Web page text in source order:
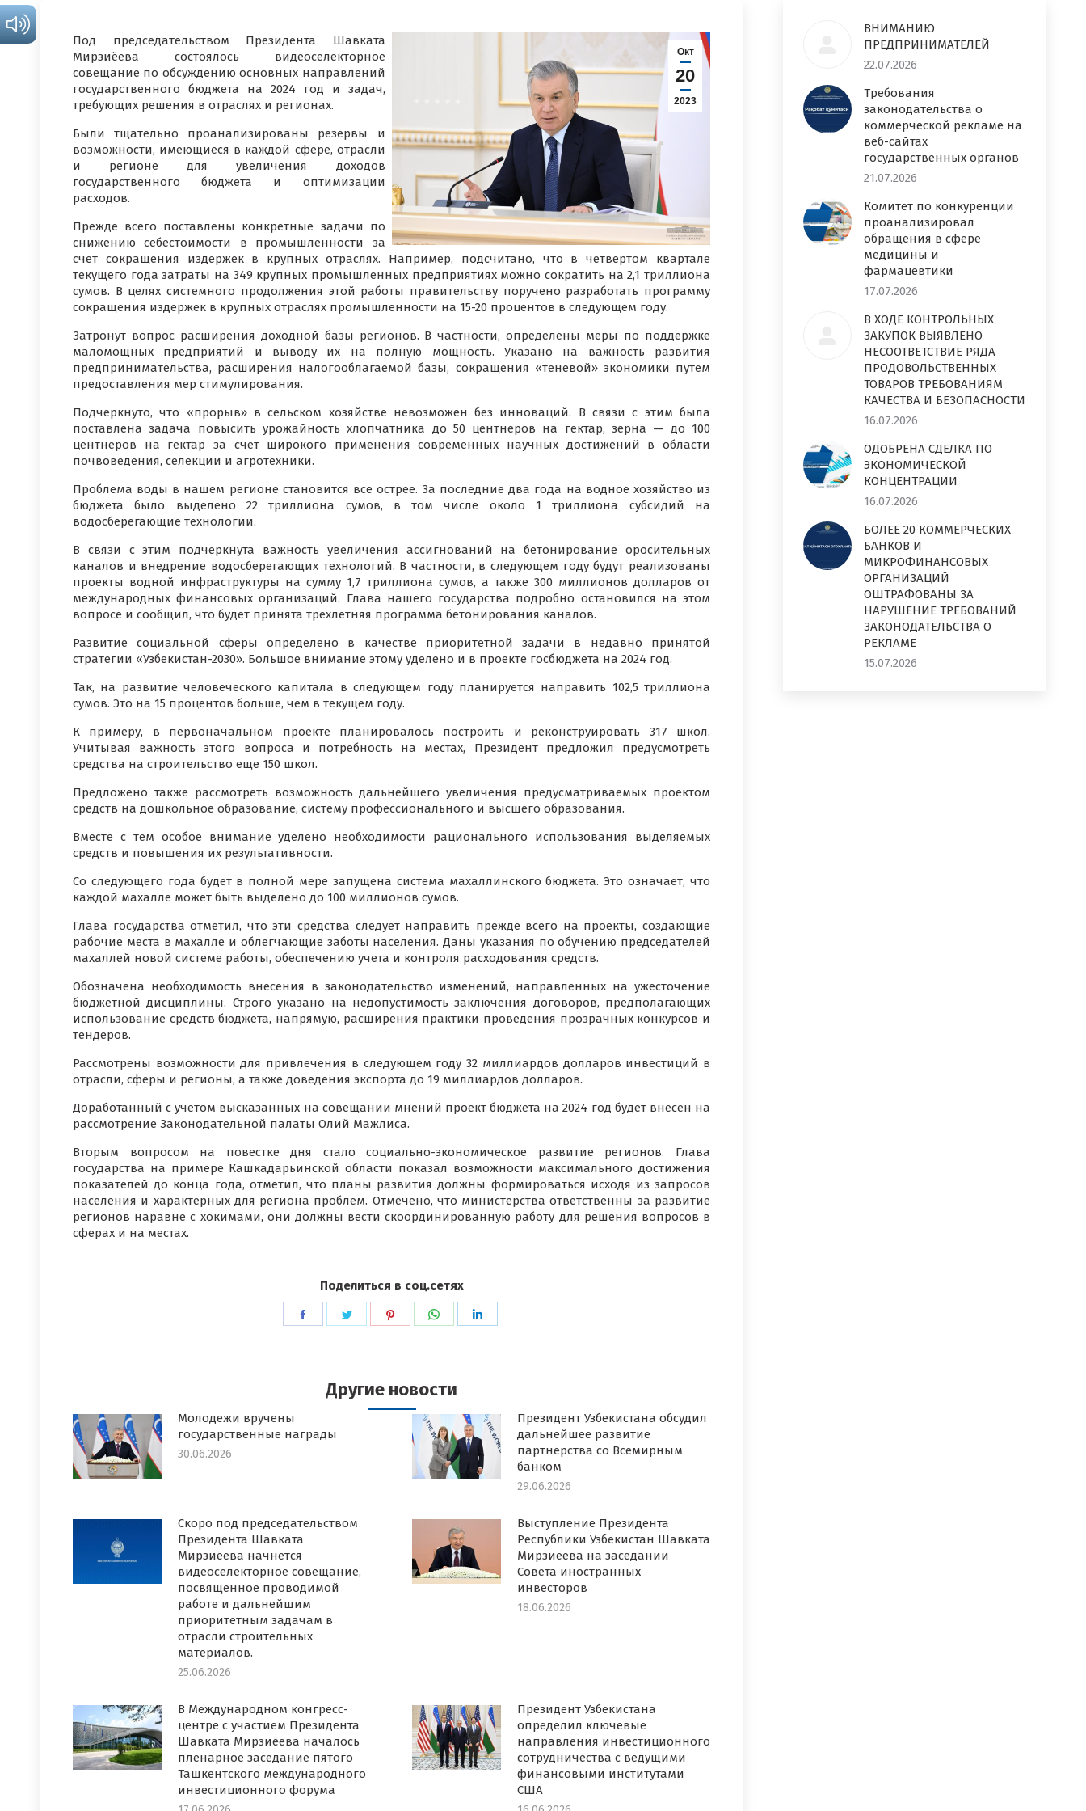
Окт
20
2023
Под председательством Президента Шавката
Мирзиёева состоялось видеоселекторное
совещание по обсуждению основных направлений
государственного бюджета на 2024 год и задач,
требующих решения в отраслях и регионах.
Были тщательно проанализированы резервы и
возможности, имеющиеся в каждой сфере, отрасли
и регионе для увеличения доходов
государственного бюджета и оптимизации
расходов.
Прежде всего поставлены конкретные задачи по
снижению себестоимости в промышленности за
счет сокращения издержек в крупных отраслях. Например, подсчитано, что в четвертом квартале
текущего года затраты на 349 крупных промышленных предприятиях можно сократить на 2,1 триллиона
сумов. В целях системного продолжения этой работы правительству поручено разработать программу
сокращения издержек в крупных отраслях промышленности на 15-20 процентов в следующем году.
Затронут вопрос расширения доходной базы регионов. В частности, определены меры по поддержке
маломощных предприятий и выводу их на полную мощность. Указано на важность развития
предпринимательства, расширения налогооблагаемой базы, сокращения «теневой» экономики путем
предоставления мер стимулирования.
Подчеркнуто, что «прорыв» в сельском хозяйстве невозможен без инноваций. В связи с этим была
поставлена ​​задача повысить урожайность хлопчатника до 50 центнеров на гектар, зерна — до 100
центнеров на гектар за счет широкого применения современных научных достижений в области
почвоведения, селекции и агротехники.
Проблема воды в нашем регионе становится ​​все острее. За последние два года на водное хозяйство из
бюджета было выделено 22 триллиона сумов, в том числе около 1 триллиона субсидий на
водосберегающие технологии.
В связи с этим подчеркнута важность увеличения ассигнований на бетонирование оросительных
каналов и внедрение водосберегающих технологий. В частности, в следующем году будут реализованы
проекты водной инфраструктуры на сумму 1,7 триллиона сумов, а также 300 миллионов долларов от
международных финансовых организаций. Глава нашего государства подробно остановился на этом
вопросе и сообщил, что будет принята трехлетняя программа бетонирования каналов.
Развитие социальной сферы определено в качестве приоритетной задачи в недавно принятой
стратегии «Узбекистан-2030». Большое внимание этому уделено и в проекте госбюджета на 2024 год.
Так, на развитие человеческого капитала в следующем году планируется направить 102,5 триллиона
сумов. Это на 15 процентов больше, чем в текущем году.
К примеру, в первоначальном проекте планировалось построить и реконструировать 317 школ.
Учитывая важность этого вопроса и потребность на местах, Президент предложил предусмотреть
средства на строительство еще 150 школ.
Предложено также рассмотреть возможность дальнейшего увеличения предусматриваемых проектом
средств на дошкольное образование, систему профессионального и высшего образования.
Вместе с тем особое внимание уделено необходимости рационального использования выделяемых
средств и повышения их результативности.
Со следующего года будет в полной мере запущена система махаллинского бюджета. Это означает, что
каждой махалле может быть выделено до 100 миллионов сумов.
Глава государства отметил, что эти средства следует направить прежде всего на проекты, создающие
рабочие места в махалле и облегчающие заботы населения. Даны указания по обучению председателей
махаллей новой системе работы, обеспечению учета и контроля расходования средств.
Обозначена необходимость внесения в законодательство изменений, направленных на ужесточение
бюджетной дисциплины. Строго указано на недопустимость заключения договоров, предполагающих
использование средств бюджета, напрямую, расширения практики проведения прозрачных конкурсов и
тендеров.
Рассмотрены возможности для привлечения в следующем году 32 миллиардов долларов инвестиций в
отрасли, сферы и регионы, а также доведения экспорта до 19 миллиардов долларов.
Доработанный с учетом высказанных на совещании мнений проект бюджета на 2024 год будет внесен на
рассмотрение Законодательной палаты Олий Мажлиса.
Вторым вопросом на повестке дня стало социально-экономическое развитие регионов. Глава
государства на примере Кашкадарьинской области показал возможности максимального достижения
показателей до конца года, отметил, что планы развития должны формироваться исходя из запросов
населения и характерных для региона проблем. Отмечено, что министерства ответственны за развитие
регионов наравне с хокимами, они должны вести скоординированную работу для решения вопросов в
сферах и на местах.
Поделиться в соц.сетях
ПоделитьсяПоделитьсяПоделитьсяПоделиться
Другие новости
Молодежи вручены
государственные награды
30.06.2026
Президент Узбекистана обсудил
дальнейшее развитие
партнёрства со Всемирным
банком
29.06.2026
Скоро под председательством
Президента Шавката
Мирзиёева начнется
видеоселекторное совещание,
посвященное проводимой
работе и дальнейшим
приоритетным задачам в
отрасли строительных
материалов.
25.06.2026
Выступление Президента
Республики Узбекистан Шавката
Мирзиёева на заседании
Совета иностранных
инвесторов
18.06.2026
В Международном конгресс-
центре с участием Президента
Шавката Мирзиёева началось
пленарное заседание пятого
Ташкентского международного
инвестиционного форума
Президент Узбекистана
определил ключевые
направления инвестиционного
сотрудничества с ведущими
финансовыми институтами
США
ВНИМАНИЮ
ПРЕДПРИНИМАТЕЛЕЙ
22.07.2026
Требования
законодательства о
коммерческой рекламе на
веб-сайтах
государственных органов
21.07.2026
Комитет по конкуренции
проанализировал
обращения в сфере
медицины и
фармацевтики
17.07.2026
В ХОДЕ КОНТРОЛЬНЫХ
ЗАКУПОК ВЫЯВЛЕНО
НЕСООТВЕТСТВИЕ РЯДА
ПРОДОВОЛЬСТВЕННЫХ
ТОВАРОВ ТРЕБОВАНИЯМ
КАЧЕСТВА И БЕЗОПАСНОСТИ
16.07.2026
ОДОБРЕНА СДЕЛКА ПО
ЭКОНОМИЧЕСКОЙ
КОНЦЕНТРАЦИИ
16.07.2026
БОЛЕЕ 20 КОММЕРЧЕСКИХ
БАНКОВ И
МИКРОФИНАНСОВЫХ
ОРГАНИЗАЦИЙ
ОШТРАФОВАНЫ ЗА
НАРУШЕНИЕ ТРЕБОВАНИЙ
ЗАКОНОДАТЕЛЬСТВА О
РЕКЛАМЕ
15.07.2026